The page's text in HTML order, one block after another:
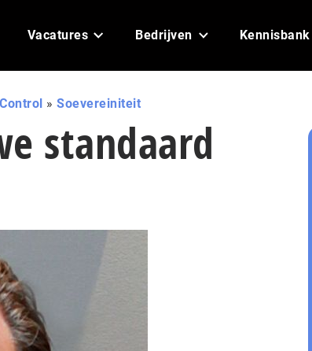
Vacatures Bedrijven Kennisbank
» Soevereiniteit
standaard